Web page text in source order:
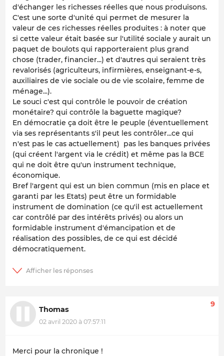
d'échanger les richesses réelles que nous produisons.
C'est une sorte d'unité qui permet de mesurer la
valeur de ces richesses réelles produites : à noter que
si cette valeur était basée sur l'utilité sociale y aurait un
paquet de boulots qui rapporteraient plus grand
chose (trader, financier...) et d'autres qui seraient très
revalorisés (agriculteurs, infirmières, enseignant-e-s,
auxiliaires de vie sociale ou de vie scolaire, femme de
ménage...).
Le souci c'est qui contrôle le pouvoir de création
monétaire? qui contrôle la baguette magique?
En démocratie ça doit être le peuple (éventuellement
via ses représentants s'il peut les contrôler...ce qui
n'est pas le cas actuellement) pas les banques privées
(qui créent l'argent via le crédit) et même pas la BCE
qui ne doit être qu'un instrument technique,
économique.
Bref l'argent qui est un bien commun (mis en place et
garanti par les Etats) peut être un formidable
instrument de domination (ce qu'il est actuellement
car contrôlé par des intérêts privés) ou alors un
formidable instrument d'émancipation et de
réalisation des possibles, de ce qui est décidé
démocratiquement.
Thomas
02 avril 2020 à 07:57:11
9
Merci pour la chronique !